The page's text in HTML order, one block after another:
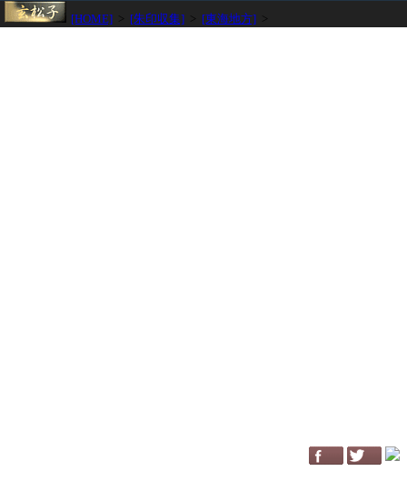
[HOME] [朱印収集] [東海地方]